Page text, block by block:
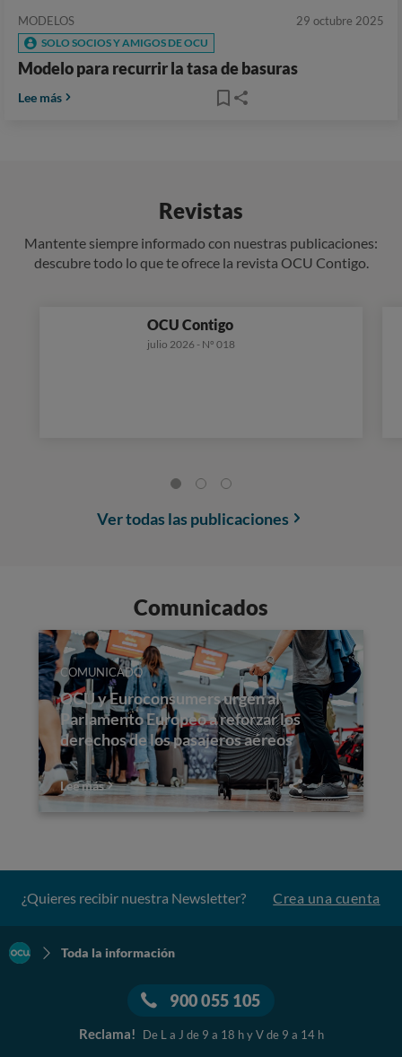
MODELOS 29 octubre 2025
SOLO SOCIOS Y AMIGOS DE OCU
Modelo para recurrir la tasa de basuras
Lee más
Revistas
Mantente siempre informado con nuestras publicaciones:
descubre todo lo que te ofrece la revista OCU Contigo.
OCU Contigo
julio 2026 - Nº 018
Ver todas las publicaciones
Comunicados
COMUNICADO
OCU y Euroconsumers urgen al
Parlamento Europeo a reforzar los
derechos de los pasajeros aéreos
Lee más
¿Quieres recibir nuestra Newsletter? Crea una cuenta
Toda la información
900 055 105
Reclama! De L a J de 9 a 18 h y V de 9 a 14 h